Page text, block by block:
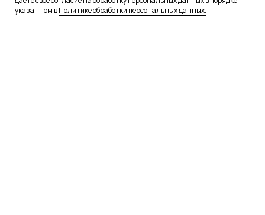
указанном вПолитике обработки персональных данных.